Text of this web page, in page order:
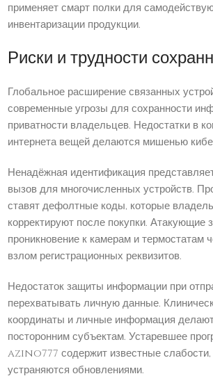
применяет смарт полки для
инвентаризации продукции.
Риски и трудности
Глобальное расширение связанных
современные угрозы для сохранности
приватности владельцев. Недостатки в
интернета вещей делаются мишенью
Ненадёжная идентификация
вызов для многочисленных устройств.
ставят дефолтные коды, которые
корректируют после покупки. Атакующие
проникновение к камерам и термостатам
взлом регистрационных реквизитов.
Недостаток защиты информации при
перехватывать личную данные.
координаты и личные информация
посторонним субъектам. Устаревшее
azino777 содержит известные слабости,
устраняются обновлениями.